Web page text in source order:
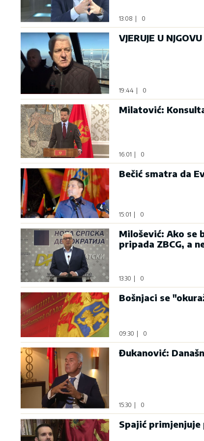
13:08 0
VJERUJE U
19:44 | 0
Milatović:
16:01 | 0
Bečić smatra da
15:01 0
Milošević: Ako se
pripada ZBCG, a
13:30 0
Bošnjaci se
09:30 0
Đukanović:
15:30 0
Spajić